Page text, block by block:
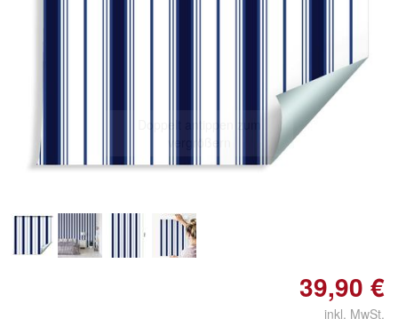
39,90 €
inkl. MwSt.